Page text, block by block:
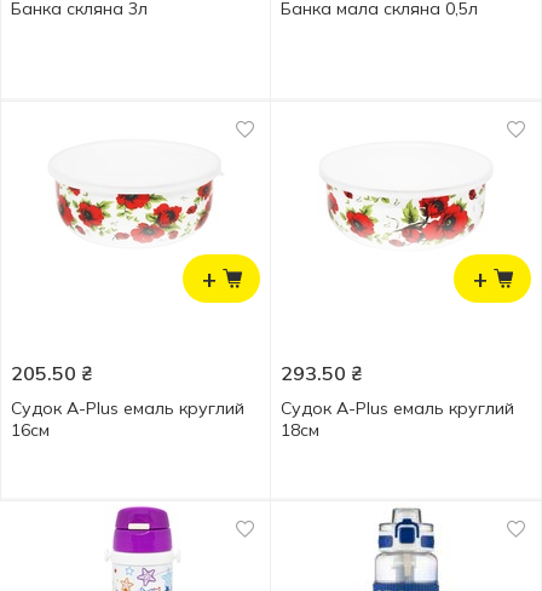
Банка скляна 3л Банка мала скляна 0,5л
+
205.50 ₴
Судок A-Plus емаль круглий
16см
+
293.50 ₴
Судок A-Plus емаль круглий
18см